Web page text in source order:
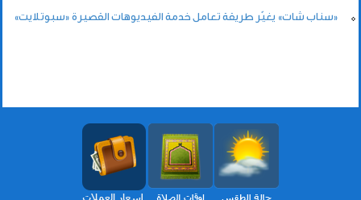
«سناب شات» يغيّر طريقة تعامل خدمة الفيديوهات القصيرة «سبوتلايت»